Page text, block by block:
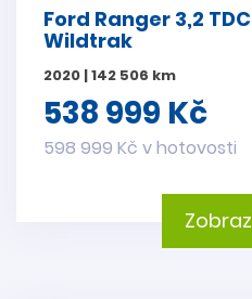
Ford Ranger 3,2
Wildtrak
2020 | 142 506 km
538 999 Kč
598 999 Kč v hotovosti